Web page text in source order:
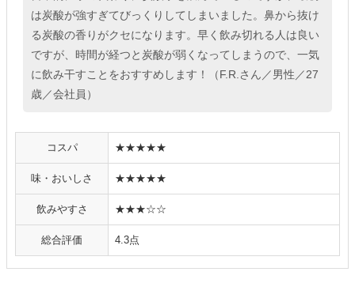
は炭酸が強すぎてびっくりしてしまいました。鼻から抜け
る炭酸の香りがクセになります。早く飲み切れる人は良い
ですが、時間が経つと炭酸が弱くなってしまうので、一気
に飲み干すことをおすすめします！（F.R.さん／男性／27
歳／会社員）
コスパ ★★★★★
味・おいしさ ★★★★★
飲みやすさ ★★★☆☆
総合評価 4.3点